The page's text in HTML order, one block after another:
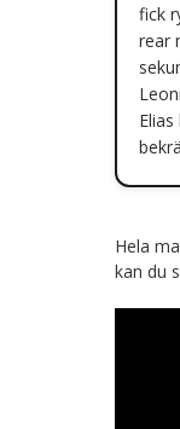
fick
rear
Hela
kan du